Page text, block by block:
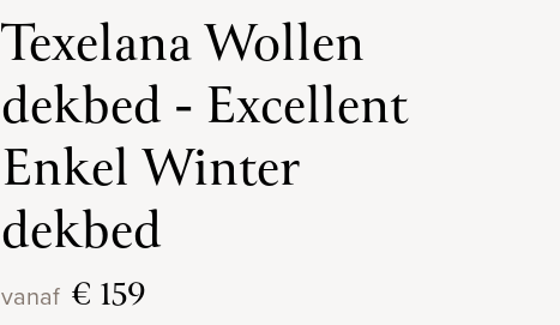
Texelana Wollen
dekbed - Excellent
Enkel Winter
dekbed
vanaf € 159